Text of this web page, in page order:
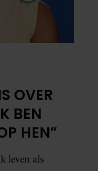
OVER
BEN
HEN”
leven als